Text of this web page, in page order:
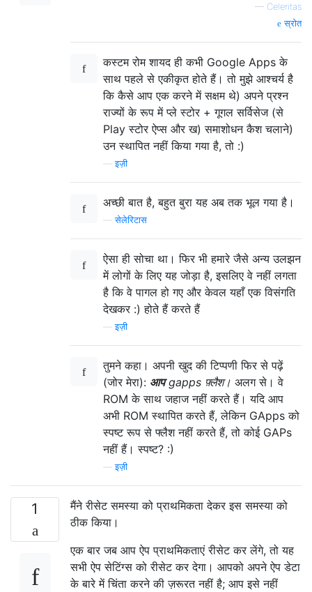
— Celeritas
स्रोत
कस्टम रोम शायद ही कभी Google Apps के
साथ पहले से एकीकृत होते हैं। तो मुझे आश्चर्य है
कि कैसे आप एक करने में सक्षम थे) अपने प्रश्न
राज्यों के रूप में प्ले स्टोर + गूगल सर्विसेज (से
Play स्टोर ऐप्स और ख) समाशोधन कैश चलाने)
उन स्थापित नहीं किया गया है, तो :)
—इज़ी
अच्छी बात है, बहुत बुरा यह अब तक भूल गया है।
—सेलेरिटास
ऐसा ही सोचा था। फिर भी हमारे जैसे अन्य उलझन
में लोगों के लिए यह जोड़ा है, इसलिए वे नहीं लगता
है कि वे पागल हो गए और केवल यहाँ एक विसंगति
देखकर :) होते हैं करते हैं
—इज़ी
तुमने कहा। अपनी खुद की टिप्पणी फिर से पढ़ें
(जोर मेरा): आपgapps फ़्लैश। अलग से। वे
ROM के साथ जहाज नहीं करते हैं। यदि आप
अभी ROM स्थापित करते हैं, लेकिन GApps को
स्पष्ट रूप से फ्लैश नहीं करते हैं, तो कोई GAPs
नहीं हैं। स्पष्ट? :)
—इज़ी
1
मैंने रीसेट समस्या को प्राथमिकता देकर इस समस्या को
ठीक किया।
एक बार जब आप ऐप प्राथमिकताएं रीसेट कर लेंगे, तो यह
सभी ऐप सेटिंग्स को रीसेट कर देगा। आपको अपने ऐप डेटा
के बारे में चिंता करने की ज़रूरत नहीं है; आप इसे नहीं